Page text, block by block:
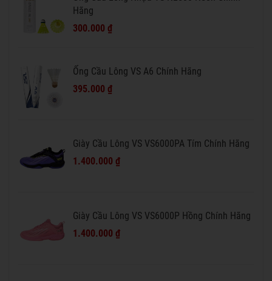
Hãng
300.000 ₫
Ống Cầu Lông VS A6 Chính Hãng
395.000 ₫
Giày Cầu Lông VS VS6000PA Tím Chính Hãng
1.400.000 ₫
Giày Cầu Lông VS VS6000P Hồng Chính Hãng
1.400.000 ₫